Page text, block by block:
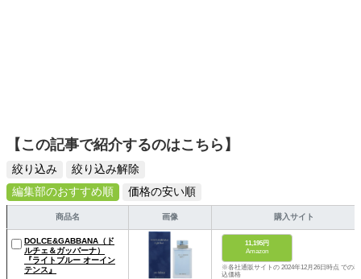
【この記事で紹介するのはこちら】
絞り込み
絞り込み解除
編集部のおすすめ順
価格の安い順
商品名 画像 購入サイト
DOLCE&GABBANA（ド
ルチェ＆ガッバーナ）
『ライトブルー オーイン
テンス』
11,195円
Amazon
※各社通販サイトの 2024年12月26日時点 での税
込価格